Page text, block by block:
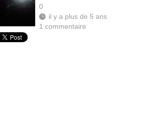
0
il y a plus de 5 ans
1commentaire